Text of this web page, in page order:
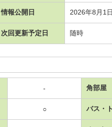
情報公開日 2026年8月1日
次回更新予定日 随時
- 角部屋
○ バス・